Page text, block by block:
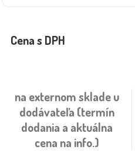
Cena s DPH
na externom sklade u
dodávateľa (termín
dodania a aktuálna
cena na info.)